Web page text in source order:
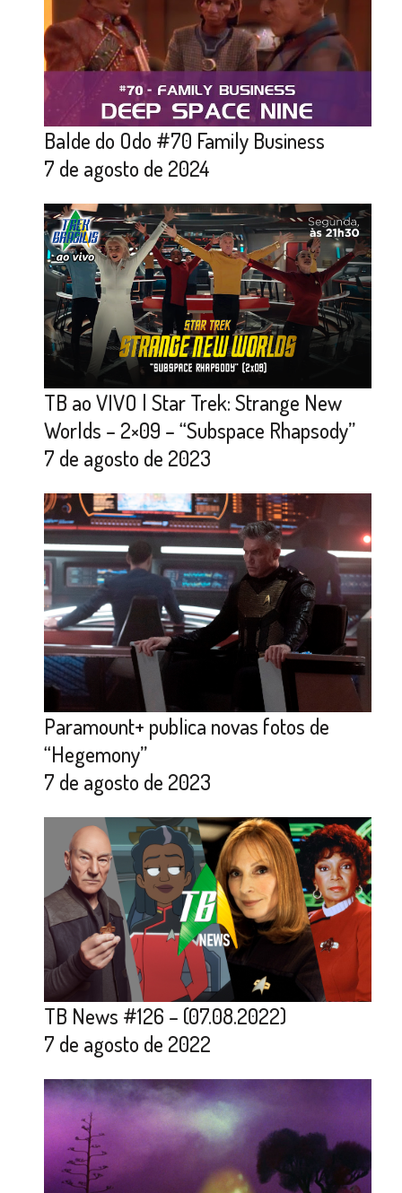
Balde do Odo #70 Family Business
7 de agosto de 2024
TB ao VIVO | Star Trek: Strange New
Worlds – 2×09 – “Subspace Rhapsody”
7 de agosto de 2023
Paramount+ publica novas fotos de
“Hegemony”
7 de agosto de 2023
TB News #126 – (07.08.2022)
7 de agosto de 2022